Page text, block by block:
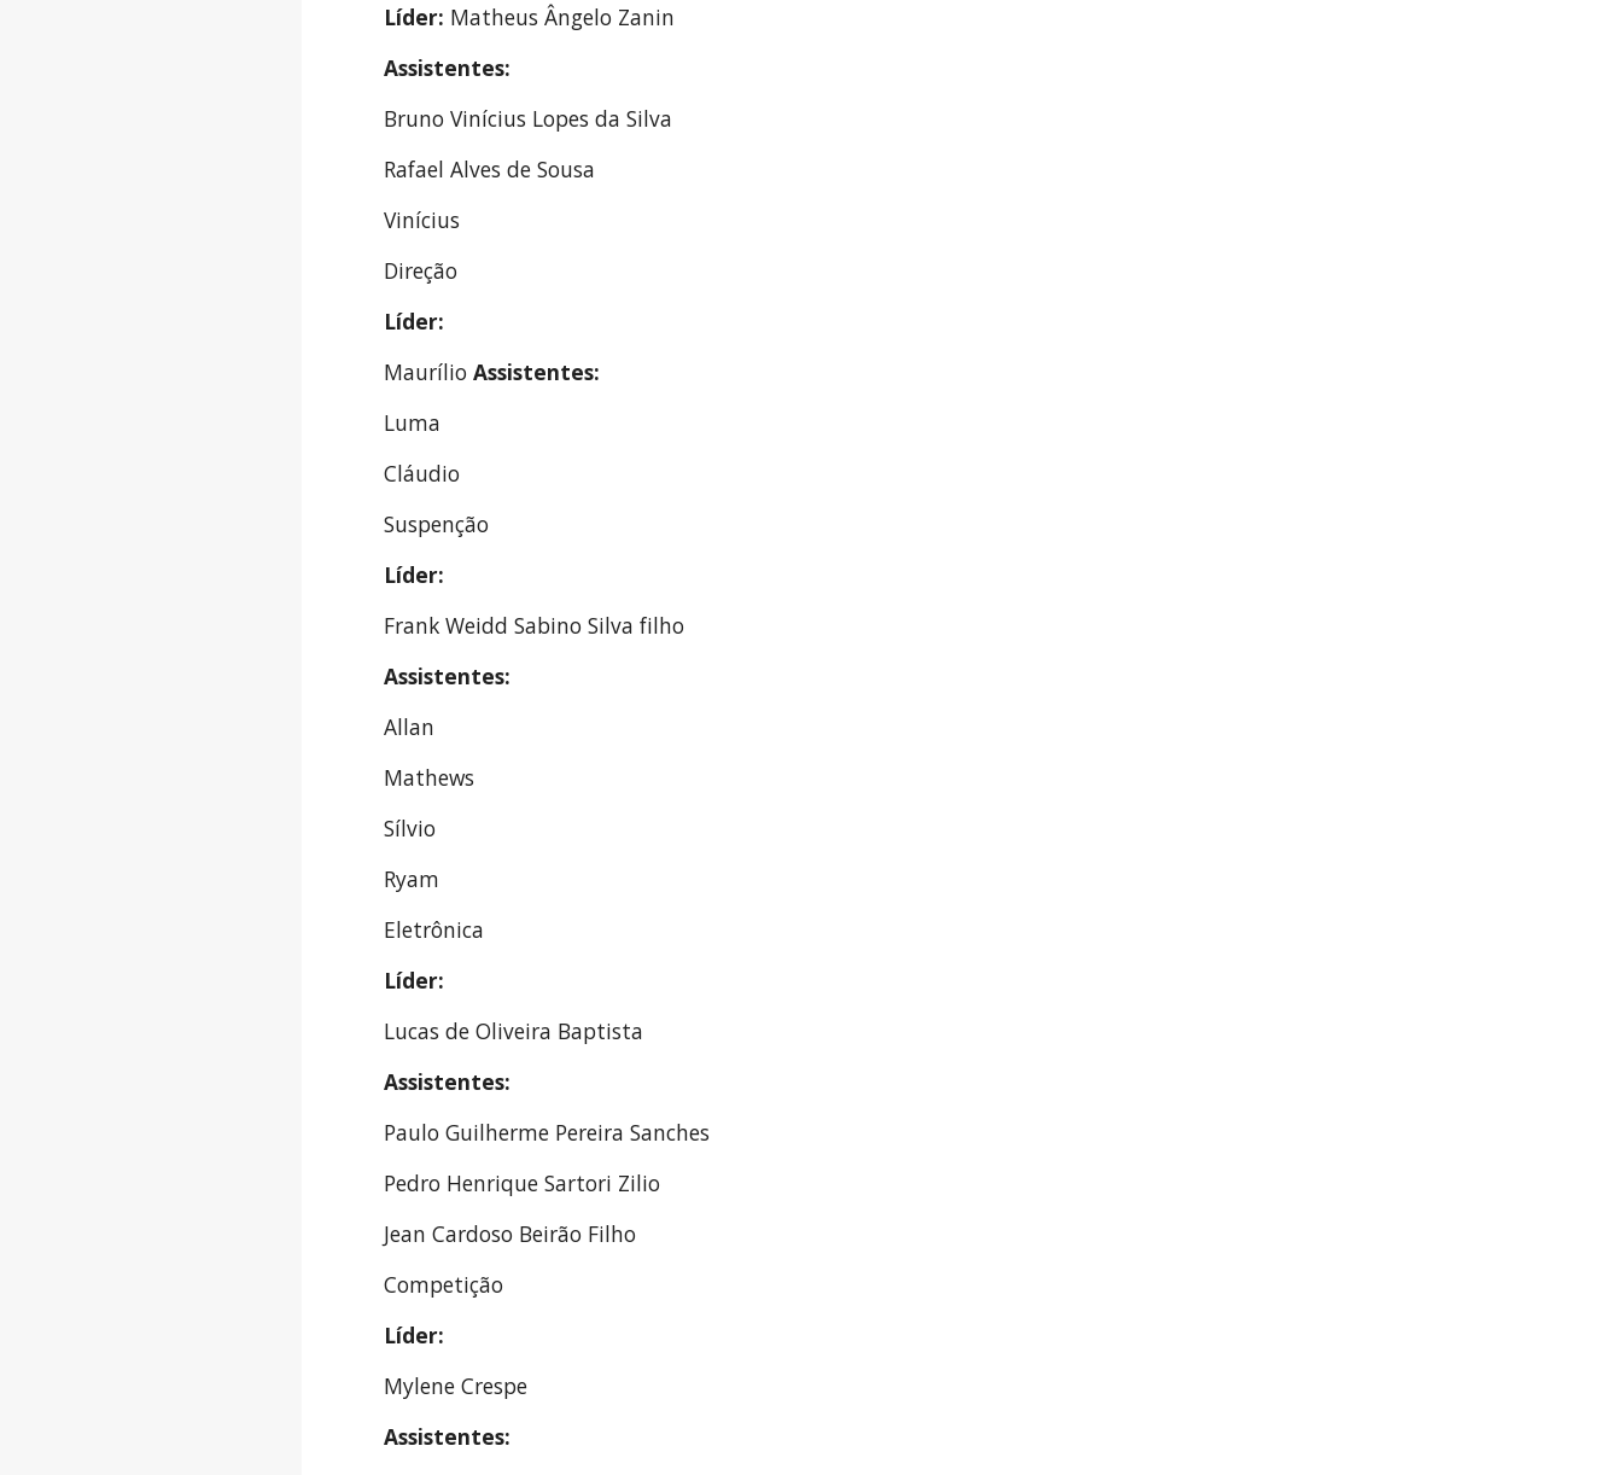
Líder: Matheus Ângelo Zanin
Assistentes:
Bruno Vinícius Lopes da Silva
Rafael Alves de Sousa
Vinícius
Direção
Líder:
Maurílio Assistentes:
Luma
Cláudio
Suspenção
Líder:
Frank Weidd Sabino Silva filho
Assistentes:
Allan
Mathews
Sílvio
Ryam
Eletrônica
Líder:
Lucas de Oliveira Baptista
Assistentes:
Paulo Guilherme Pereira Sanches
Pedro Henrique Sartori Zilio
Jean Cardoso Beirão Filho
Competição
Líder:
Mylene Crespe
Assistentes: